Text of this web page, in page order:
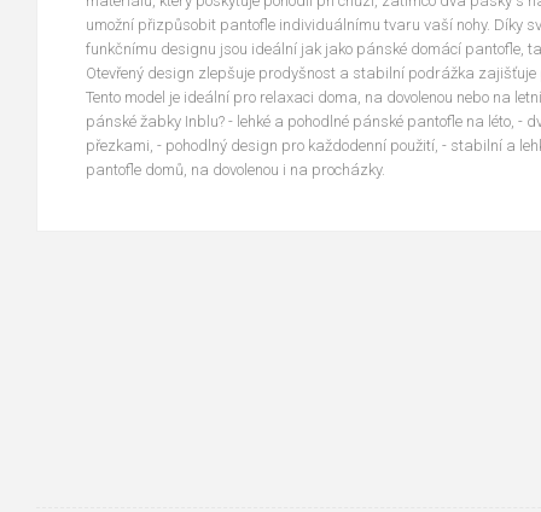
umožní přizpůsobit pantofle individuálnímu tvaru vaší nohy. Díky
funkčnímu designu jsou ideální jak jako pánské domácí pantofle,
Otevřený design zlepšuje prodyšnost a stabilní podrážka zajišťuje
Tento model je ideální pro relaxaci doma, na dovolenou nebo na
pánské žabky Inblu? - lehké a pohodlné pánské pantofle na léto, -
přezkami, - pohodlný design pro každodenní použití, - stabilní a
pantofle domů, na dovolenou i na procházky.